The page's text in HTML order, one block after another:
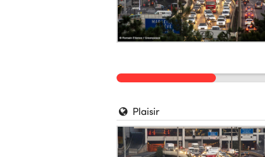
Plaisir